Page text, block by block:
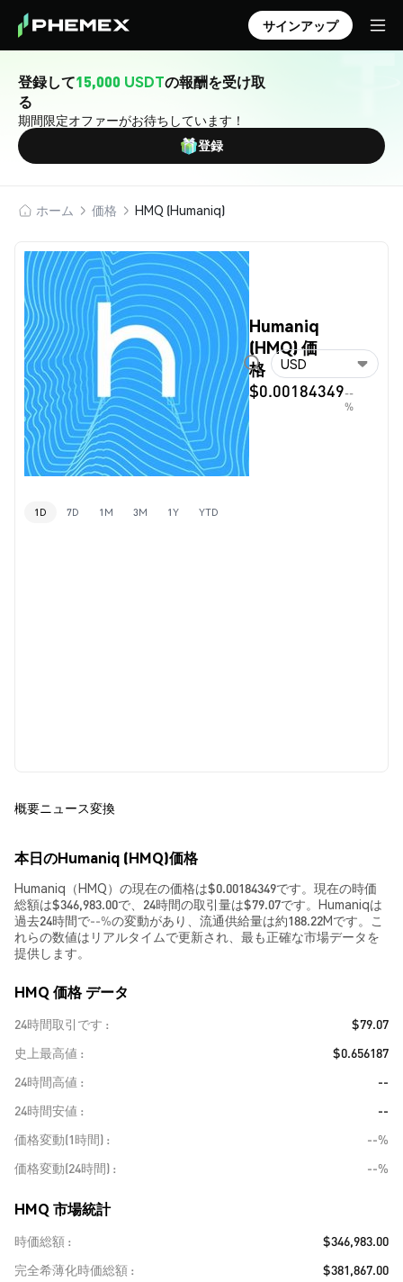
サインアップ
登録して15,000 USDTの報酬を受け取
る
期間限定オファーがお待ちしています！
登録
ホーム 価格 HMQ (Humaniq)
Humaniq
(HMQ) 価
格
$0.00184349--
%
USD
1D 7D 1M 3M 1Y YTD
概要ニュース変換
本日のHumaniq (HMQ)価格
Humaniq（HMQ）の現在の価格は$0.00184349です。現在の時価
総額は$346,983.00で、24時間の取引量は$79.07です。Humaniqは
過去24時間で--%の変動があり、流通供給量は約188.22Mです。こ
れらの数値はリアルタイムで更新され、最も正確な市場データを
提供します。
HMQ 価格 データ
24時間取引です
$79.07
史上最高値
$0.656187
24時間高値
--
24時間安値
--
価格変動(1時間)
--%
価格変動(24時間)
--%
HMQ 市場統計
時価総額
$346,983.00
完全希薄化時価総額
$381,867.00